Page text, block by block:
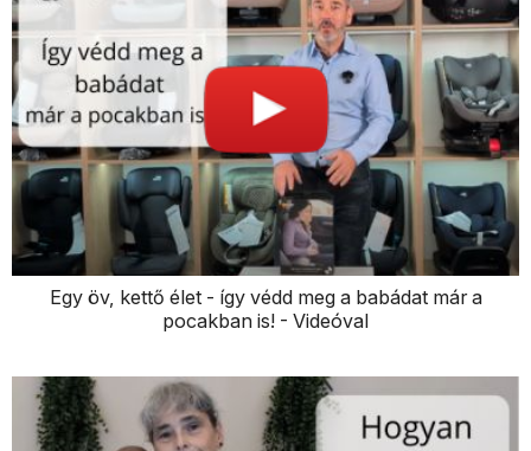
Egy öv, kettő élet - így védd meg a babádat már a
pocakban is! - Videóval